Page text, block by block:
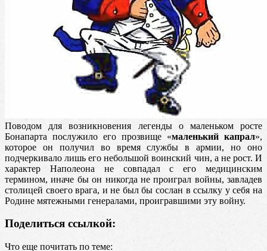
Поводом для возникновения легенды о маленьком росте
Бонапарта послужило его прозвище «маленький капрал»,
которое он получил во время службы в армии, но оно
подчеркивало лишь его небольшой воинский чин, а не рост. И
характер Наполеона не совпадал с его медицинским
термином, иначе бы он никогда не проиграл войны, завладев
столицей своего врага, и не был бы сослан в ссылку у себя на
Родине мятежными генералами, проигравшими эту войну.
Поделиться ссылкой:
Что еще почитать по теме: